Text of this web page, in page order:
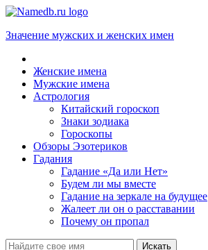
Значение мужских и женских имен
Женские имена
Мужские имена
Астрология
Китайский гороскоп
Знаки зодиака
Гороскопы
Обзоры Эзотериков
Гадания
Гадание «Да или Нет»
Будем ли мы вместе
Гадание на зеркале на будущее
Жалеет ли он о расставании
Почему он пропал